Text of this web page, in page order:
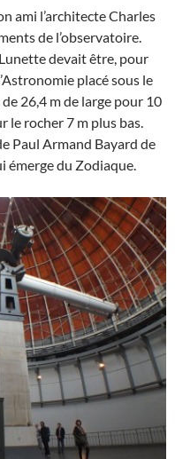
ami l’architecte Charles
de l’observatoire.
devait être, pour
placé sous le
de 26,4 m de large pour 10
le rocher 7 m plus bas.
Paul Armand Bayard de
émerge du Zodiaque.